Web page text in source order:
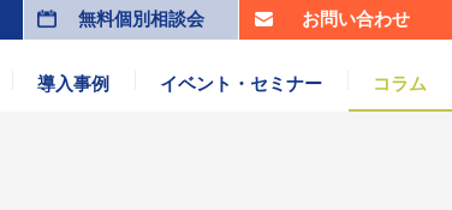
無料個別相談会 お問い合わせ
導入事例 イベント・セミナー コラム